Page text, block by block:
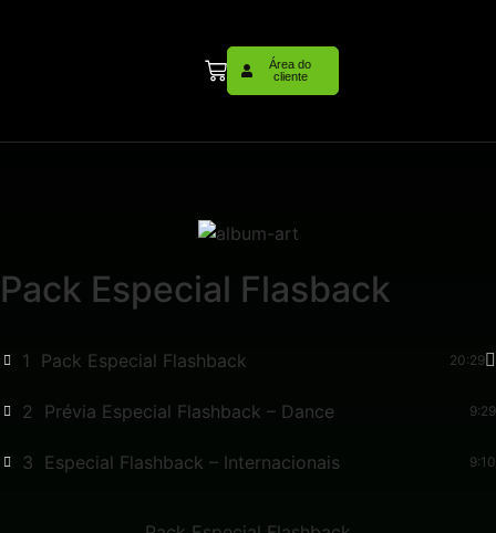
Área do
cliente
Pack Especial Flasback
1 Pack Especial Flashback 20:29
2 Prévia Especial Flashback – Dance 9:29
3 Especial Flashback – Internacionais 9:10